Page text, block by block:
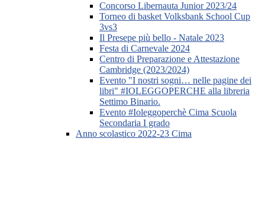
Concorso Libernauta Junior 2023/24
Torneo di basket Volksbank School Cup
3vs3
Il Presepe più bello - Natale 2023
Festa di Carnevale 2024
Centro di Preparazione e Attestazione
Cambridge (2023/2024)
Evento "I nostri sogni… nelle pagine dei
libri" #IOLEGGOPERCHE alla libreria
Settimo Binario.
Evento #Ioleggoperchè Cima Scuola
Secondaria I grado
Anno scolastico 2022-23 Cima